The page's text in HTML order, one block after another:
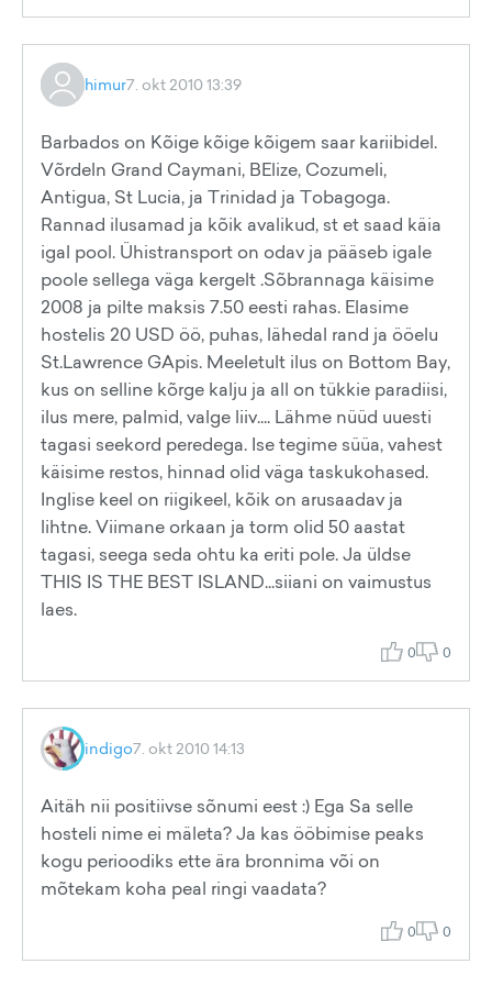
himur7. okt 2010 13:39
Barbados on Kõige kõige kõigem saar kariibidel.
Võrdeln Grand Caymani, BElize, Cozumeli,
Antigua, St Lucia, ja Trinidad ja Tobagoga.
Rannad ilusamad ja kõik avalikud, st et saad käia
igal pool. Ühistransport on odav ja pääseb igale
poole sellega väga kergelt .Sõbrannaga käisime
2008 ja pilte maksis 7.50 eesti rahas. Elasime
hostelis 20 USD öö, puhas, lähedal rand ja ööelu
St.Lawrence GApis. Meeletult ilus on Bottom Bay,
kus on selline kõrge kalju ja all on tükkie paradiisi,
ilus mere, palmid, valge liiv.... Lähme nüüd uuesti
tagasi seekord peredega. Ise tegime süüa, vahest
käisime restos, hinnad olid väga taskukohased.
Inglise keel on riigikeel, kõik on arusaadav ja
lihtne. Viimane orkaan ja torm olid 50 aastat
tagasi, seega seda ohtu ka eriti pole. Ja üldse
THIS IS THE BEST ISLAND...siiani on vaimustus
laes.
0 0
indigo7. okt 2010 14:13
Aitäh nii positiivse sõnumi eest :) Ega Sa selle
hosteli nime ei mäleta? Ja kas ööbimise peaks
kogu perioodiks ette ära bronnima või on
mõtekam koha peal ringi vaadata?
0 0